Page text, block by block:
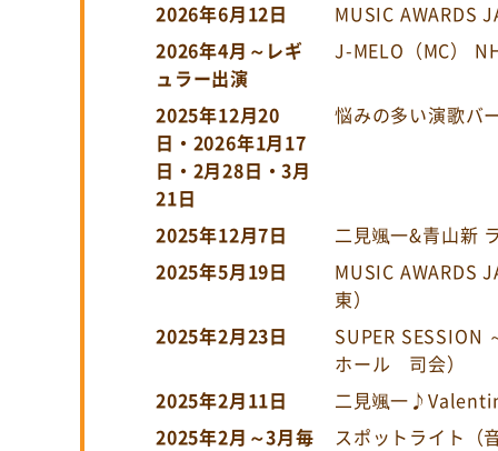
2026年6月12日 MUSIC AWARDS
2026年4月～レギ
ュラー出演
J-MELO（MC）
2025年12月20
日・2026年1月17
日・2月28日・3月
21日
悩みの多い演歌バ
2025年12月7日 二見颯一&青山新
2025年5月19日
MUSIC AWARDS
東）
2025年2月23日
SUPER
ホール 司会）
2025年2月11日 二見颯一
2025年2月～3月毎
スポットライト（